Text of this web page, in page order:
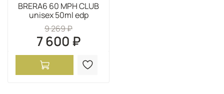
BRERA6 60 MPH CLUB
unisex 50ml edp
9 269 ₽
7 600 ₽